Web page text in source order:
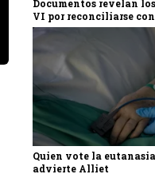
Documentos revelan
VI por reconciliarse
Quien vote la
advierte Alliet